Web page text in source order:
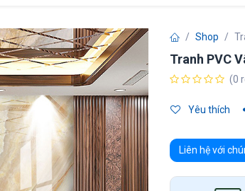
Shop
Tranh PVC
(0
Yêu thích
Liên hệ với